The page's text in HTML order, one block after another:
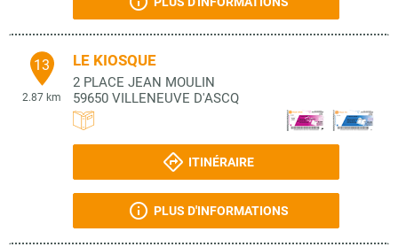
13
2.87 km
LE KIOSQUE
2 PLACE JEAN MOULIN
59650 VILLENEUVE D'ASCQ
ITINÉRAIRE
PLUS D'INFORMATIONS